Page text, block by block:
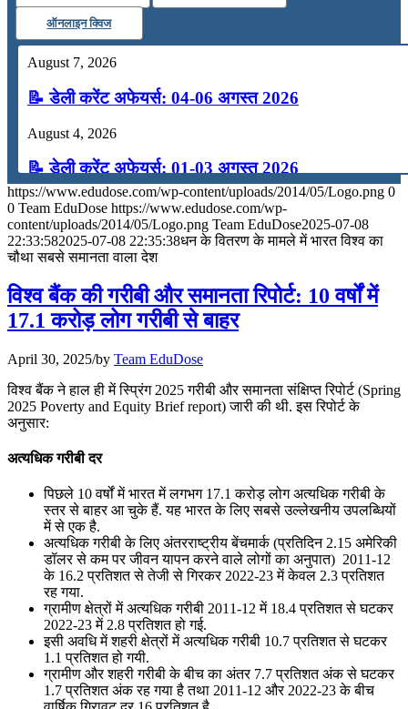
ऑनलाइन क्विज
August 7, 2026
📝 डेली करेंट अफेयर्स: 04-06 अगस्त 2026
August 4, 2026
📝 डेली करेंट अफेयर्स: 01-03 अगस्त 2026
July 31, 2026
📝 डेली करेंट अफेयर्स: 28-31 जुलाई 2026
📝 डेली करेंट अफेयर्स: 25-27 जुलाई 2026
📝 डेली करेंट अफेयर्स: 22-24 जुलाई 2026
July 22, 2026
📝 डेली करेंट अफेयर्स: 19-21 जुलाई 2026
July 19, 2026
📝 डेली करेंट अफेयर्स: 16-18 जुलाई 2026
https://www.edudose.com/wp-content/uploads/2014/05/Logo.png 0
0 Team EduDose https://www.edudose.com/wp-
content/uploads/2014/05/Logo.png Team EduDose2025-07-08
22:33:582025-07-08 22:35:38धन के वितरण के मामले में भारत विश्व का
चौथा सबसे समानता वाला देश
विश्व बैंक की गरीबी और समानता रिपोर्ट: 10 वर्षों में
17.1 करोड़ लोग गरीबी से बाहर
April 30, 2025/by Team EduDose
विश्व बैंक ने हाल ही में स्प्रिंग 2025 गरीबी और समानता संक्षिप्त रिपोर्ट (Spring
2025 Poverty and Equity Brief report) जारी की थी. इस रिपोर्ट के
अनुसार:
अत्यधिक गरीबी दर
पिछले 10 वर्षों में भारत में लगभग 17.1 करोड़ लोग अत्यधिक गरीबी के
स्तर से बाहर आ चुके हैं. यह भारत के लिए सबसे उल्लेखनीय उपलब्धियों
में से एक है.
अत्यधिक गरीबी के लिए अंतरराष्ट्रीय बेंचमार्क (प्रतिदिन 2.15 अमेरिकी
डॉलर से कम पर जीवन यापन करने वाले लोगों का अनुपात) 2011-12
के 16.2 प्रतिशत से तेजी से गिरकर 2022-23 में केवल 2.3 प्रतिशत
रह गया.
ग्रामीण क्षेत्रों में अत्यधिक गरीबी 2011-12 में 18.4 प्रतिशत से घटकर
2022-23 में 2.8 प्रतिशत हो गई.
इसी अवधि में शहरी क्षेत्रों में अत्यधिक गरीबी 10.7 प्रतिशत से घटकर
1.1 प्रतिशत हो गयी.
ग्रामीण और शहरी गरीबी के बीच का अंतर 7.7 प्रतिशत अंक से घटकर
1.7 प्रतिशत अंक रह गया है तथा 2011-12 और 2022-23 के बीच